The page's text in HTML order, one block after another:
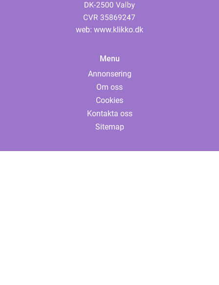
web: www.klikko.dk
Menu
Annonsering
Om oss
Cookies
Kontakta oss
Sitemap